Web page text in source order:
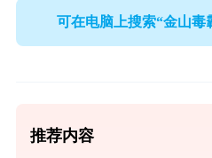
可在电脑上搜索“金山毒
推荐内容